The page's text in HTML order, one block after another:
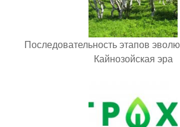
Последовательность этапов
Кайнозойская эра